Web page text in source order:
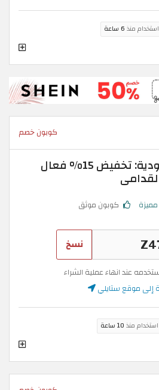
منذ 6 ساعة
كوبون خصم
كود ستايلي السعودية: تخفيض 15% فعال
كوبون موثق
نسخ
عند انهاء عملية الشراء
إلى موقع ستايلي
استخدام منذ 10 ساعة